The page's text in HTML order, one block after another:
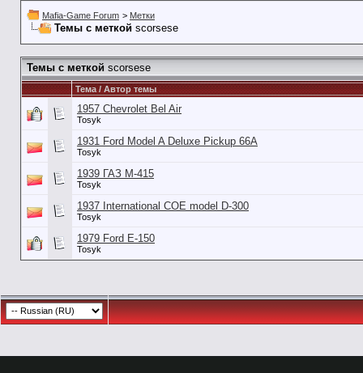
Mafia-Game Forum > Метки
Темы с меткой scorsese
Темы с меткой scorsese
Тема / Автор темы
1957 Chevrolet Bel Air
Tosyk
1931 Ford Model A Deluxe Pickup 66A
Tosyk
1939 ГАЗ М-415
Tosyk
1937 International COE model D-300
Tosyk
1979 Ford E-150
Tosyk